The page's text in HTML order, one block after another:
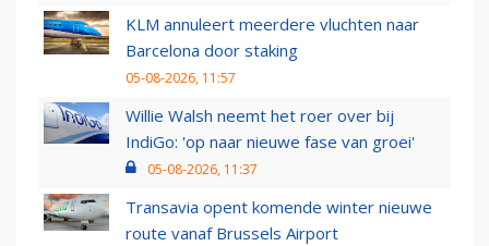
KLM annuleert meerdere vluchten naar
Barcelona door staking
05-08-2026, 11:57
Willie Walsh neemt het roer over bij
IndiGo: 'op naar nieuwe fase van groei'
05-08-2026, 11:37
Transavia opent komende winter nieuwe
route vanaf Brussels Airport